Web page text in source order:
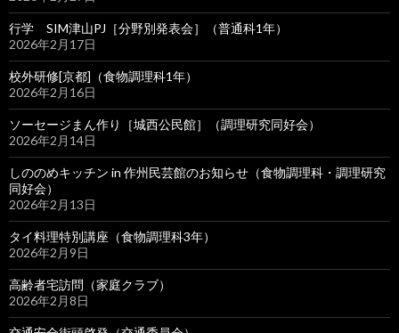
行学 SIM津山PJ［分野別発表会］（普通科1年）
2026年2月17日
校外研修[京都]（食物調理科1年）
2026年2月16日
ソーセージまん作り［城西公民館］（調理研究同好会）
2026年2月14日
しののめキッチン in 作州民芸館のお知らせ（食物調理科・調理研究
同好会）
2026年2月13日
タイ料理特別講座（食物調理科3年）
2026年2月9日
高齢者宅訪問（家庭クラブ）
2026年2月8日